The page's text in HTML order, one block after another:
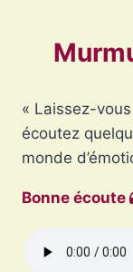
« Laissez-
écoutez
monde
Bonne écoute